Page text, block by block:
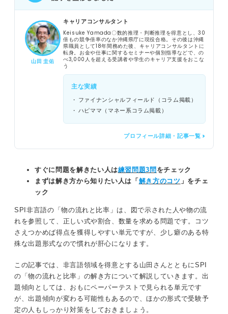
山田 圭佑
キャリアコンサルタント
Keisuke Yamada〇数的推理・判断推理を得意とし、30
倍もの競争倍率のなか沖縄県庁に現役合格。その後は沖縄
県職員として18年間務めた後、キャリアコンサルタントに
転身。お金や仕事に関するセミナーや個別指導などで、の
べ3,000人を超える受講者や学生のキャリア支援をおこな
う
主な実績
ファイナンシャルフィールド（コラム掲載）
ハピママ（マネー系コラム掲載）
プロフィール詳細・記事一覧 >
すぐに問題を解きたい人は練習問題3問 をチェック
まずは解き方から知りたい人は「 解き方のコツ 」をチェ
ック
SPI非言語の「物の流れと比率」は、図で示された人や物の流
れを参照して、正しい式や割合、数量を求める問題です。コツ
さえつかめば得点を獲得しやすい単元ですが、少し癖のある特
殊な出題形式なので慣れが肝心になります。
この記事では、非言語領域を得意とする山田さんとともにSPI
の「物の流れと比率」の解き方について解説していきます。出
題傾向としては、おもにペーパーテストで見られる単元です
が、出題傾向が変わる可能性もあるので、ほかの形式で受験予
定の人もしっかり対策をしておきましょう。